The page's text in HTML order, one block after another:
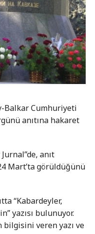
Balkar Cumhuriyeti
anıtına hakaret
anıt
Mart’ta görüldüğünü
“Kabardeyler,
yazısı bulunuyor.
bilgisini veren yazı ve